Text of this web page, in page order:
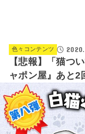
色々コンテンツ
【悲報】「猫つ
ャポン屋』あと2